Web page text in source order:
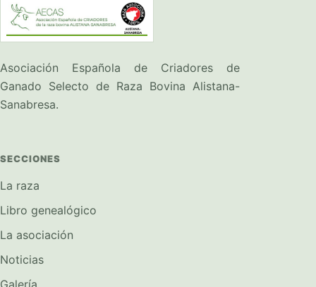
Asociación Española de Criadores de
Ganado Selecto de Raza Bovina Alistana-
Sanabresa.
SECCIONES
La raza
Libro genealógico
La asociación
Noticias